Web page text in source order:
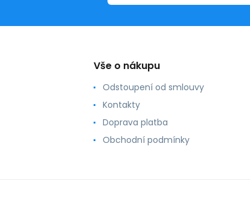
Vše o nákupu
Odstoupení od smlouvy
Kontakty
Doprava platba
Obchodní podmínky